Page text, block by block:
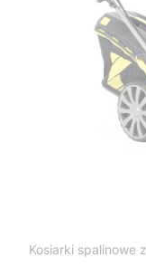
Kosiarki spalinowe